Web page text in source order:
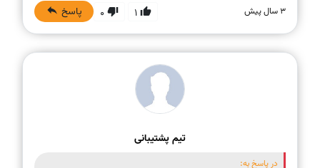
3 سال پیش 1
0 پاسخ
تیم پشتیبانی
در پاسخ به: